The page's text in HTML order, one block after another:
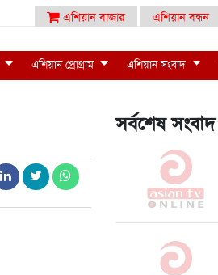
এশিয়ান বাজার এশিয়ান বন্ধন
এশিয়ান প্রোগ্রাম এশিয়ান সংবাদ
সর্বশেষ সংবাদ